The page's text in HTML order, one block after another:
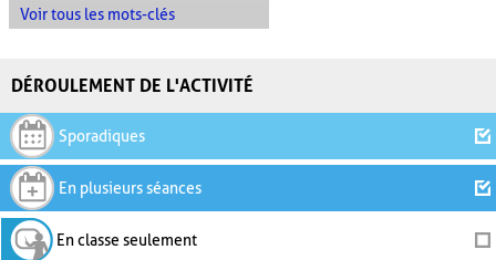
Voir tous les mots-clés
DÉROULEMENT DE L'ACTIVITÉ
Sporadiques
En plusieurs séances
En classe seulement